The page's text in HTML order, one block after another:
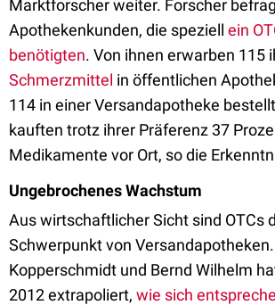
Marktforscher weiter. Forscher
Apothekenkunden, die speziell ein
benötigten. Von ihnen erwarben 115
Schmerzmittel in öffentlichen
114 in einer Versandapotheke
kauften trotz ihrer Präferenz 37
Medikamente vor Ort, so die
Ungebrochenes Wachstum
Aus wirtschaftlicher Sicht sind OTCs
Schwerpunkt von Versandapotheken.
Kopperschmidt und Bernd Wilhelm
2012 extrapoliert, wie sich